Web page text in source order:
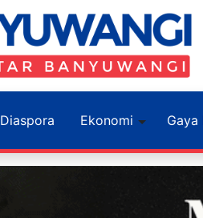
Diaspora Ekonomi Gaya